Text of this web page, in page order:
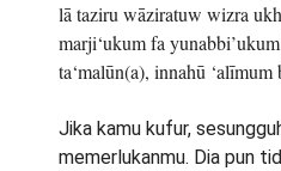
lā taziru wāziratuw wizra
marji‘ukum fa
ta‘malūn(a), innahū
Jika kamu kufur,
memerlukanmu. Dia pun